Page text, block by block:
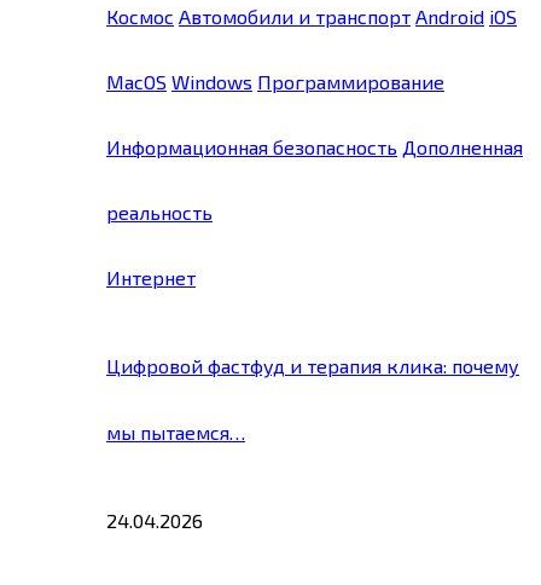
Космос Автомобили и транспорт Android iOS
MacOS Windows Программирование
Информационная безопасность Дополненная
реальность
Интернет
Цифровой фастфуд и терапия клика: почему
мы пытаемся…
24.04.2026